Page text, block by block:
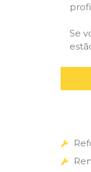
Se